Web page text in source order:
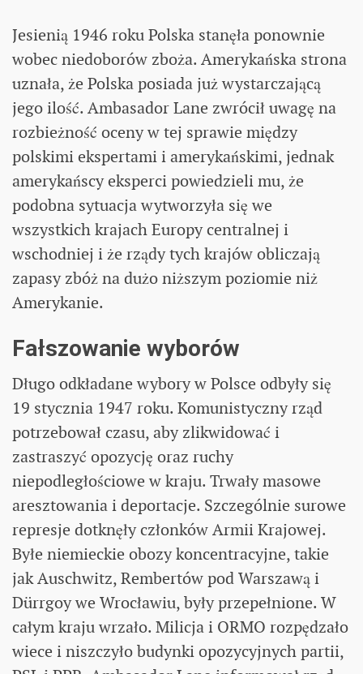
Jesienią 1946 roku Polska stanęła ponownie
wobec niedoborów zboża. Amerykańska strona
uznała, że Polska posiada już wystarczającą
jego ilość. Ambasador Lane zwrócił uwagę na
rozbieżność oceny w tej sprawie między
polskimi ekspertami i amerykańskimi, jednak
amerykańscy eksperci powiedzieli mu, że
podobna sytuacja wytworzyła się we
wszystkich krajach Europy centralnej i
wschodniej i że rządy tych krajów obliczają
zapasy zbóż na dużo niższym poziomie niż
Amerykanie.
Fałszowanie wyborów
Długo odkładane wybory w Polsce odbyły się
19 stycznia 1947 roku. Komunistyczny rząd
potrzebował czasu, aby zlikwidować i
zastraszyć opozycję oraz ruchy
niepodległościowe w kraju. Trwały masowe
aresztowania i deportacje. Szczególnie surowe
represje dotknęły członków Armii Krajowej.
Byłe niemieckie obozy koncentracyjne, takie
jak Auschwitz, Rembertów pod Warszawą i
Dürrgoy we Wrocławiu, były przepełnione. W
całym kraju wrzało. Milicja i ORMO rozpędzało
wiece i niszczyło budynki opozycyjnych partii,